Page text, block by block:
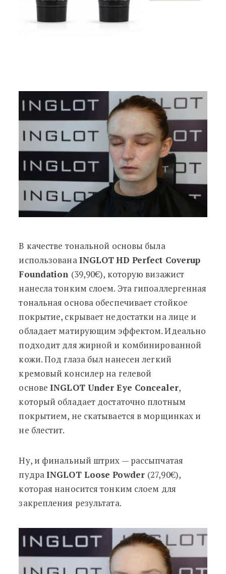
В качестве тональной основы была
использована INGLOTHD Perfect Coverup
Foundation (39,90€), которую визажист
нанесла тонким слоем. Эта гипоаллергенная
тональная основа обеспечивает стойкое
покрытие, скрывает недостатки на лице и
обладает матирующим эффектом. Идеально
подходит для жирной и комбинированной
кожи. Под глаза был нанесен легкий
кремовый консилер на гелевой
основеINGLOT Under Eye Concealer,
который обладает достаточно плотным
покрытием, не скатывается в морщинках и
не блестит.
Ну, и финальный штрих — рассыпчатая
пудраINGLOT Loose Powder (27,90€),
которая наносится тонким слоем для
закрепления результата.